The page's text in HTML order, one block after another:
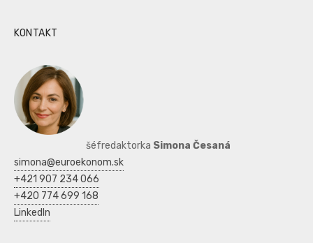
KONTAKT
šéfredaktorka Simona Česaná
simona@euroekonom.sk
+421 907 234 066
+420 774 699 168
LinkedIn